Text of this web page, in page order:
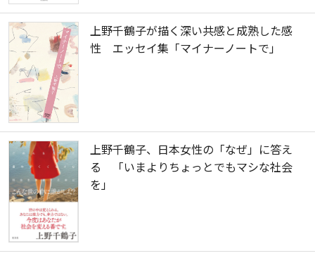
上野千鶴子が描く深い共感と成熟した感
性 エッセイ集「マイナーノートで」
上野千鶴子、日本女性の「なぜ」に答え
る 「いまよりちょっとでもマシな社会
を」